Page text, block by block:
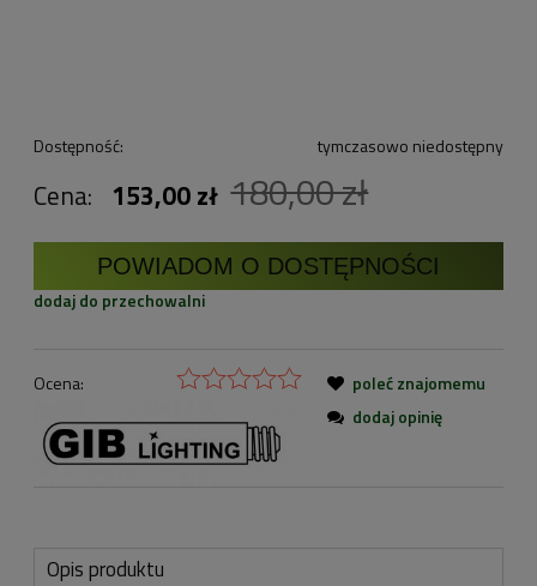
Dostępność: tymczasowo niedostępny
Cena: 153,00 zł 180,00 zł
POWIADOM O DOSTĘPNOŚCI
dodaj do przechowalni
Ocena:
poleć znajomemu
dodaj opinię
Opis produktu